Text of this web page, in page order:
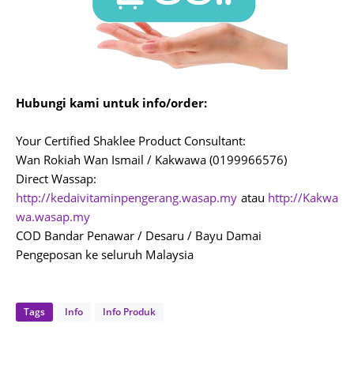
Hubungi kami untuk info/order:
Your Certified Shaklee Product Consultant:
Wan Rokiah Wan Ismail / Kakwawa (0199966576)
Direct Wassap:
http://kedaivitaminpengerang.wasap.my atau http://Kakwa
wa.wasap.my
COD Bandar Penawar / Desaru / Bayu Damai
Pengeposan ke seluruh Malaysia
Tags Info Info Produk